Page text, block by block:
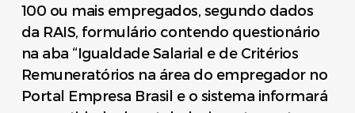
100 ou mais empregados, segundo dados
da RAIS, formulário contendo questionário
na aba “Igualdade Salarial e de Critérios
Remuneratórios na área do empregador no
Portal Empresa Brasil e o sistema informará